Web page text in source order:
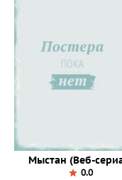
Мыстан (Веб-
0.0